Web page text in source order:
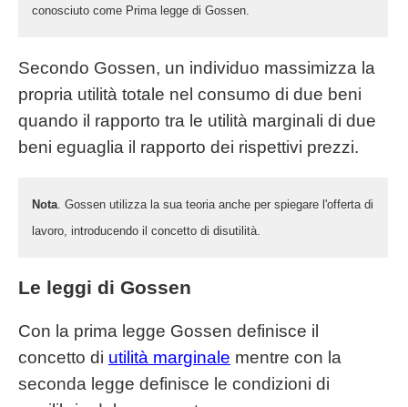
conosciuto come Prima legge di Gossen.
Secondo Gossen, un individuo massimizza la
propria utilità totale nel consumo di due beni
quando il rapporto tra le utilità marginali di due
beni eguaglia il rapporto dei rispettivi prezzi.
Nota. Gossen utilizza la sua teoria anche per spiegare l'offerta di
lavoro, introducendo il concetto di disutilità.
Le leggi di Gossen
Con la prima legge Gossen definisce il
concetto di utilità marginale mentre con la
seconda legge definisce le condizioni di